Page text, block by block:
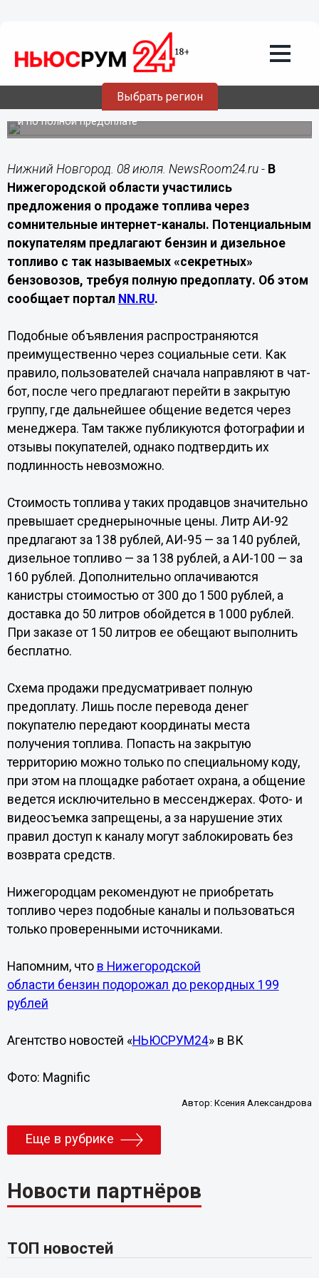
Выбрать регион
В Нижегородской области выросло
число нелегальных продавцов топлива
На фоне дефицита в регионе стали чаще появляться
предложения о продаже бензина через закрытые каналы
и по полной предоплате
Нижний Новгород. 08 июля. NewsRoom24.ru - В
Нижегородской области участились
предложения о продаже топлива через
сомнительные интернет-каналы. Потенциальным
покупателям предлагают бензин и дизельное
топливо с так называемых «секретных»
бензовозов, требуя полную предоплату. Об этом
сообщает портал NN.RU.
Подобные объявления распространяются
преимущественно через социальные сети. Как
правило, пользователей сначала направляют в чат-
бот, после чего предлагают перейти в закрытую
группу, где дальнейшее общение ведется через
менеджера. Там также публикуются фотографии и
отзывы покупателей, однако подтвердить их
подлинность невозможно.
Стоимость топлива у таких продавцов значительно
превышает среднерыночные цены. Литр АИ-92
предлагают за 138 рублей, АИ-95 — за 140 рублей,
дизельное топливо — за 138 рублей, а АИ-100 — за
160 рублей. Дополнительно оплачиваются
канистры стоимостью от 300 до 1500 рублей, а
доставка до 50 литров обойдется в 1000 рублей.
При заказе от 150 литров ее обещают выполнить
бесплатно.
Схема продажи предусматривает полную
предоплату. Лишь после перевода денег
покупателю передают координаты места
получения топлива. Попасть на закрытую
территорию можно только по специальному коду,
при этом на площадке работает охрана, а общение
ведется исключительно в мессенджерах. Фото- и
видеосъемка запрещены, а за нарушение этих
правил доступ к каналу могут заблокировать без
возврата средств.
Нижегородцам рекомендуют не приобретать
топливо через подобные каналы и пользоваться
только проверенными источниками.
Напомним, что в Нижегородской
области бензин подорожал до рекордных 199
рублей
Агентство новостей «НЬЮСРУМ24» в ВК
Фото: Magnific
Автор:Ксения Александрова
Еще в рубрике
Новости партнёров
ТОП новостей